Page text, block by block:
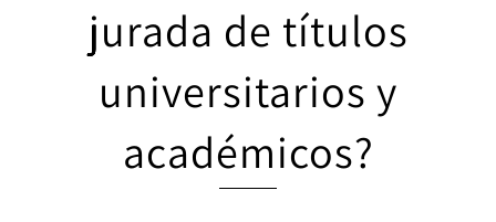
jurada de títulos
universitarios y
académicos?